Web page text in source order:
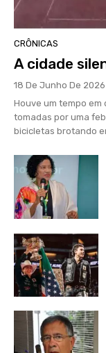
CRÔNICAS
A cidade
18 De Junho De 2026
Houve um tempo
tomadas por uma
bicicletas brotando